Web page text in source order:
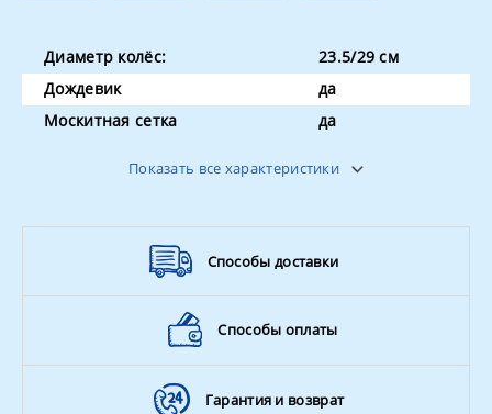
Диаметр колёс:
23.5/29 см
Дождевик
да
Москитная сетка
да
Показать все характеристики
Способы доставки
Способы оплаты
Гарантия и возврат